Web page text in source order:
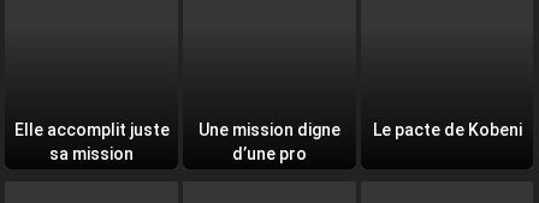
Elle accomplit juste
sa mission
Une mission digne
d’une pro
Le pacte de Kobeni